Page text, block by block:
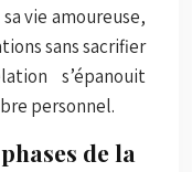
vie amoureuse,
sans sacrifier
s’épanouit
personnel.
de la